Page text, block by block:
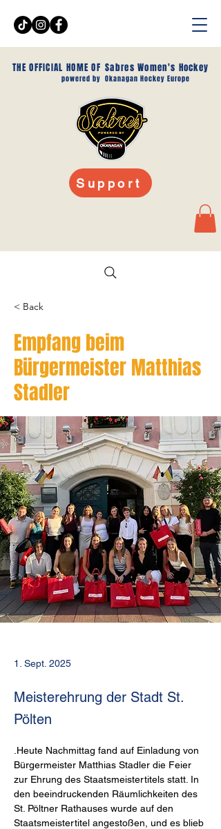
THE OFFICIAL HOME OF
powered by
Sabres Women's Hockey
Okanagan Hockey Europe
Support
< Back
Empfang beim
Bürgermeister Matthias
Stadler
1. Sept. 2025
Meisterehrung der Stadt St.
Pölten
.Heute Nachmittag fand auf Einladung von
Bürgermeister Matthias Stadler die Feier
zur Ehrung des Staatsmeistertitels statt. In
den beeindruckenden Räumlichkeiten des
St. Pöltner Rathauses wurde auf den
Staatsmeistertitel angestoßen, und es blieb